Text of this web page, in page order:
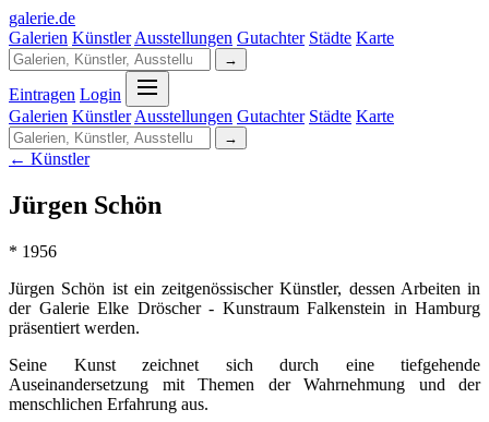
galerie.de
Galerien Künstler Ausstellungen Gutachter Städte Karte
→
Eintragen Login
Galerien Künstler Ausstellungen Gutachter Städte Karte
→
← Künstler
Jürgen Schön
* 1956
Jürgen Schön ist ein zeitgenössischer Künstler, dessen Arbeiten in
der Galerie Elke Dröscher - Kunstraum Falkenstein in Hamburg
präsentiert werden.
Seine Kunst zeichnet sich durch eine tiefgehende
Auseinandersetzung mit Themen der Wahrnehmung und der
menschlichen Erfahrung aus.